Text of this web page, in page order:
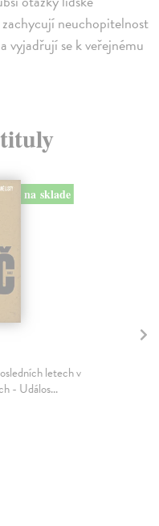
neuchopitelnost
vyjadřují se k veřejnému
na sklade
letech v
- Událos...